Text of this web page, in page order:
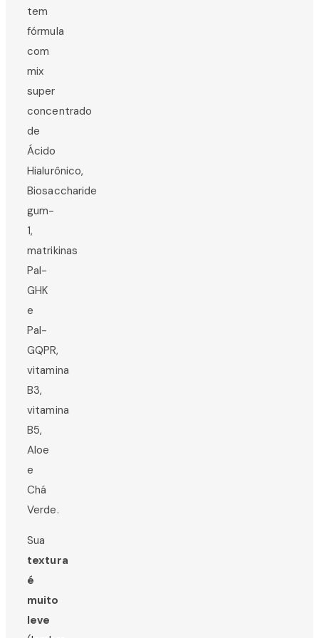
tem
fórmula
com
mix
super
concentrado
de
Ácido
Hialurônico,
Biosaccharide
gum-
1,
matrikinas
Pal-
GHK
e
Pal-
GQPR,
vitamina
B3,
vitamina
B5,
Aloe
e
Chá
Verde.
Sua
textura
é
muito
leve